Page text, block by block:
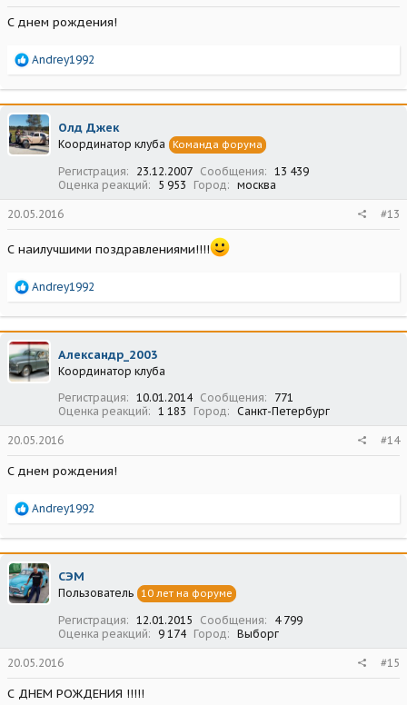
С днем рождения!
Р
а
к
ц
и
и
Andrey1992
Олд Джек
Координатор клуба Команда форума
Регистрация 23.12.2007 Сообщения
13 439
Оценка реакций
5 953 Город москва
20.05.2016 #13
С наилучшими поздравлениями!!!!
Р
а
к
ц
и
и
Andrey1992
Александр_2003
Координатор клуба
Регистрация
10.01.2014 Сообщения
771
Оценка реакций
1 183 Город Санкт-Петербург
20.05.2016 #14
С днем рождения!
Р
а
к
ц
и
и
Andrey1992
СЭМ
Пользователь 10 лет на форуме
Регистрация 12.01.2015 Сообщения
4 799
Оценка реакций
9 174 Город Выборг
20.05.2016 #15
С ДНЕМ РОЖДЕНИЯ !!!!!